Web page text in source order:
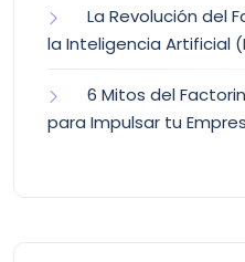
La Revolución del
la Inteligencia Artificial
6 Mitos del
para Impulsar tu